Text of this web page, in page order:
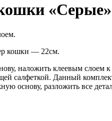
«Серые»
кошки — 22см.
наложить клеевым слоем
салфеткой. Данный
основу, разложить все